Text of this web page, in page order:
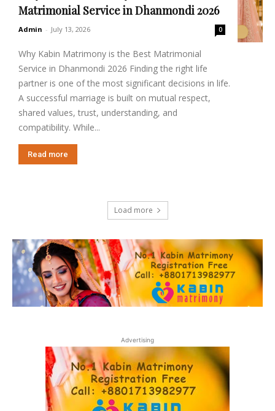
Matrimonial Service in Dhanmondi 2026
Admin - July 13, 2026 0
Why Kabin Matrimony is the Best Matrimonial
Service in Dhanmondi 2026 Finding the right life
partner is one of the most significant decisions in life.
A successful marriage is built on mutual respect,
shared values, trust, understanding, and
compatibility. While...
Read more
Load more
Advertising